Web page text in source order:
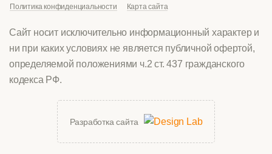
Политика конфиденциальности
Карта сайта
Сайт носит исключительно информационный характер и
ни при каких условиях не является публичной офертой,
определяемой положениями ч.2 ст. 437 гражданского
кодекса РФ.
Разработка сайта